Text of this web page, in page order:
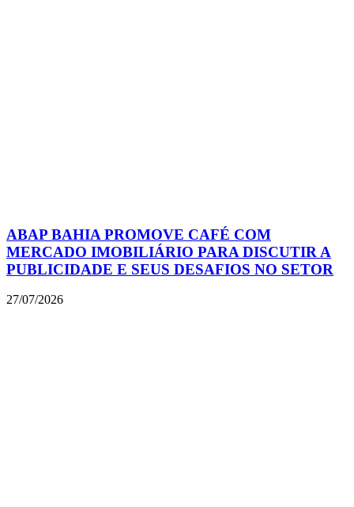
ABAP BAHIA PROMOVE CAFÉ COM
MERCADO IMOBILIÁRIO PARA DISCUTIR A
PUBLICIDADE E SEUS DESAFIOS NO SETOR
27/07/2026